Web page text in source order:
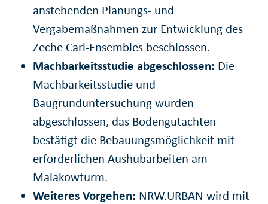
anstehenden Planungs- und
Vergabemaßnahmen zur Entwicklung des
Zeche Carl-Ensembles beschlossen.
Machbarkeitsstudie abgeschlossen: Die
Machbarkeitsstudie und
Baugrunduntersuchung wurden
abgeschlossen, das Bodengutachten
bestätigt die Bebauungsmöglichkeit mit
erforderlichen Aushubarbeiten am
Malakowturm.
Weiteres Vorgehen: NRW.URBAN wird mit